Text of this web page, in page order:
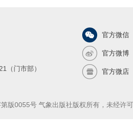
官方微信
官方微博
官方微店
（门市部）
版0055号 气象出版社版权所有，未经许